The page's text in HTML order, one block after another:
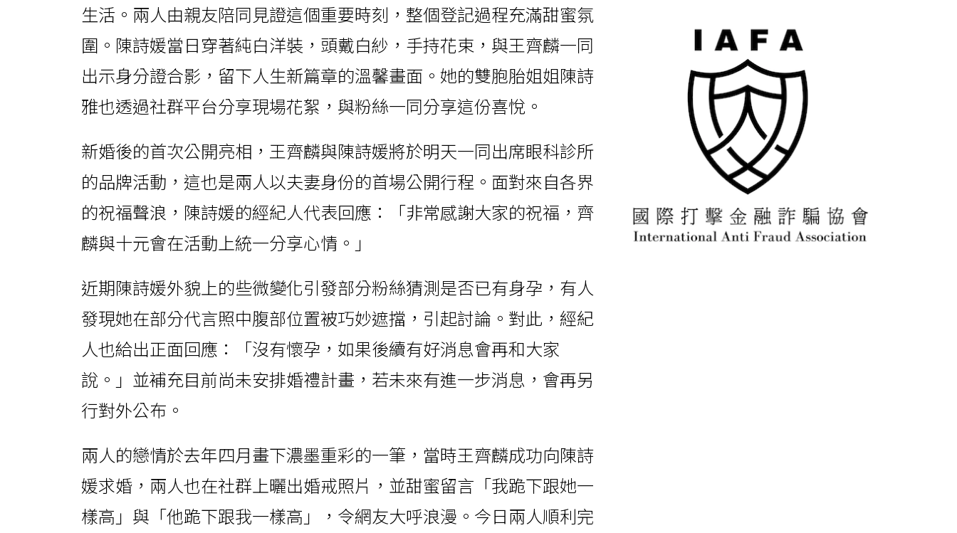
生活。兩人由親友陪同見證這個重要時刻，整個登記過程充滿甜蜜氛
圍。陳詩媛當日穿著純白洋裝，頭戴白紗，手持花束，與王齊麟一同
出示身分證合影，留下人生新篇章的溫馨畫面。她的雙胞胎姐姐陳詩
雅也透過社群平台分享現場花絮，與粉絲一同分享這份喜悅。
新婚後的首次公開亮相，王齊麟與陳詩媛將於明天一同出席眼科診所
的品牌活動，這也是兩人以夫妻身份的首場公開行程。面對來自各界
的祝福聲浪，陳詩媛的經紀人代表回應：「非常感謝大家的祝福，齊
麟與十元會在活動上統一分享心情。」
近期陳詩媛外貌上的些微變化引發部分粉絲猜測是否已有身孕，有人
發現她在部分代言照中腹部位置被巧妙遮擋，引起討論。對此，經紀
人也給出正面回應：「沒有懷孕，如果後續有好消息會再和大家
說。」並補充目前尚未安排婚禮計畫，若未來有進一步消息，會再另
行對外公布。
兩人的戀情於去年四月畫下濃墨重彩的一筆，當時王齊麟成功向陳詩
媛求婚，兩人也在社群上曬出婚戒照片，並甜蜜留言「我跪下跟她一
樣高」與「他跪下跟我一樣高」，令網友大呼浪漫。今日兩人順利完